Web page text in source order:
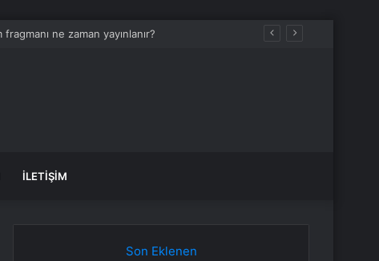
İLETIŞIM
Son Eklenen